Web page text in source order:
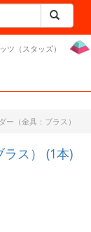
ツ（スタッズ）
（金具：ブラス）
ス） (1本)